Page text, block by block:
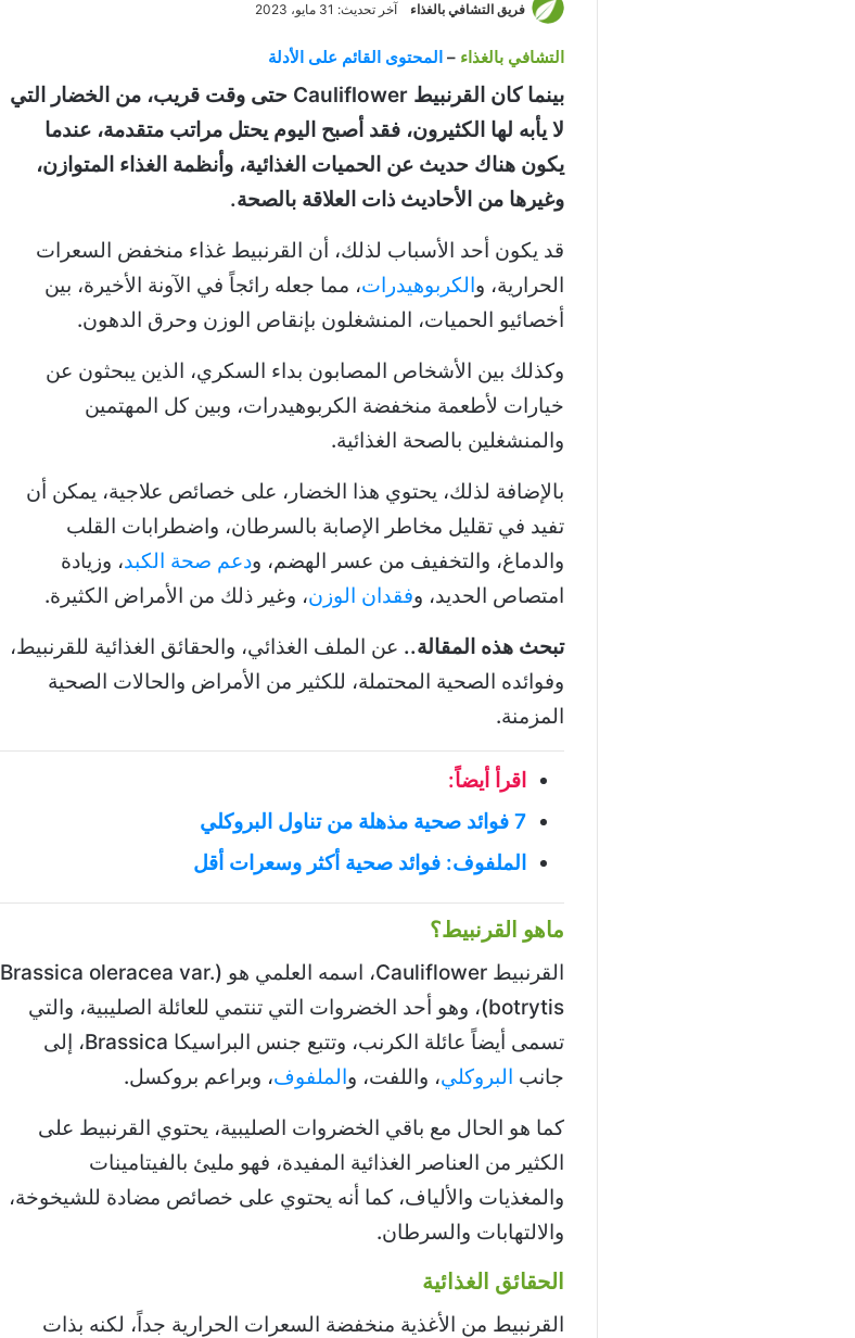
فريق التشافي بالغذاء آخر تحديث: 31 مايو، 2023
التشافي بالغذاء – المحتوى القائم على الأدلة
بينما كان القرنبيط Cauliflower حتى وقت قريب، من الخضار التي
لا يأبه لها الكثيرون، فقد أصبح اليوم يحتل مراتب متقدمة، عندما
يكون هناك حديث عن الحميات الغذائية، وأنظمة الغذاء المتوازن،
وغيرها من الأحاديث ذات العلاقة بالصحة.
قد يكون أحد الأسباب لذلك، أن القرنبيط غذاء منخفض السعرات
الحرارية، والكربوهيدرات، مما جعله رائجاً في الآونة الأخيرة، بين
أخصائيو الحميات، المنشغلون بإنقاص الوزن وحرق الدهون.
وكذلك بين الأشخاص المصابون بداء السكري، الذين يبحثون عن
خيارات لأطعمة منخفضة الكربوهيدرات، وبين كل المهتمين
والمنشغلين بالصحة الغذائية.
بالإضافة لذلك، يحتوي هذا الخضار، على خصائص علاجية، يمكن أن
تفيد في تقليل مخاطر الإصابة بالسرطان، واضطرابات القلب
والدماغ، والتخفيف من عسر الهضم، ودعم صحة الكبد، وزيادة
امتصاص الحديد، وفقدان الوزن، وغير ذلك من الأمراض الكثيرة.
تبحث هذه المقالة.. عن الملف الغذائي، والحقائق الغذائية للقرنبيط،
وفوائده الصحية المحتملة، للكثير من الأمراض والحالات الصحية
المزمنة.
اقرأ أيضاً:
7 فوائد صحية مذهلة من تناول البروكلي
الملفوف: فوائد صحية أكثر وسعرات أقل
ماهو القرنبيط؟
القرنبيط Cauliflower، اسمه العلمي هو (Brassica oleracea var.
botrytis)، وهو أحد الخضروات التي تنتمي للعائلة الصليبية، والتي
تسمى أيضاً عائلة الكرنب، وتتبع جنس البراسيكا Brassica، إلى
جانب البروكلي، واللفت، والملفوف، وبراعم بروكسل.
كما هو الحال مع باقي الخضروات الصليبية، يحتوي القرنبيط على
الكثير من العناصر الغذائية المفيدة، فهو مليئ بالفيتامينات
والمغذيات والألياف، كما أنه يحتوي على خصائص مضادة للشيخوخة،
والالتهابات والسرطان.
الحقائق الغذائية
القرنبيط من الأغذية منخفضة السعرات الحرارية جداً، لكنه بذات